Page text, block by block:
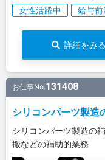
女性活躍中
給与前
詳細をみる
お仕事No.131408
シリコンパーツ製造
シリコンパーツ製造の
搬などの補助的業務